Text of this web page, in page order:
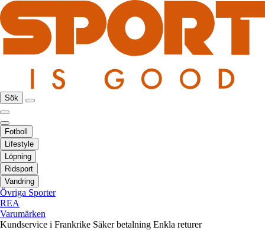
Sök
Fotboll
Lifestyle
Löpning
Ridsport
Vandring
Övriga Sporter
REA
Varumärken
Kundservice i Frankrike Säker betalning Enkla returer